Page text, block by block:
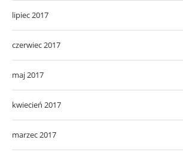
lipiec 2017
czerwiec 2017
maj 2017
kwiecień 2017
marzec 2017